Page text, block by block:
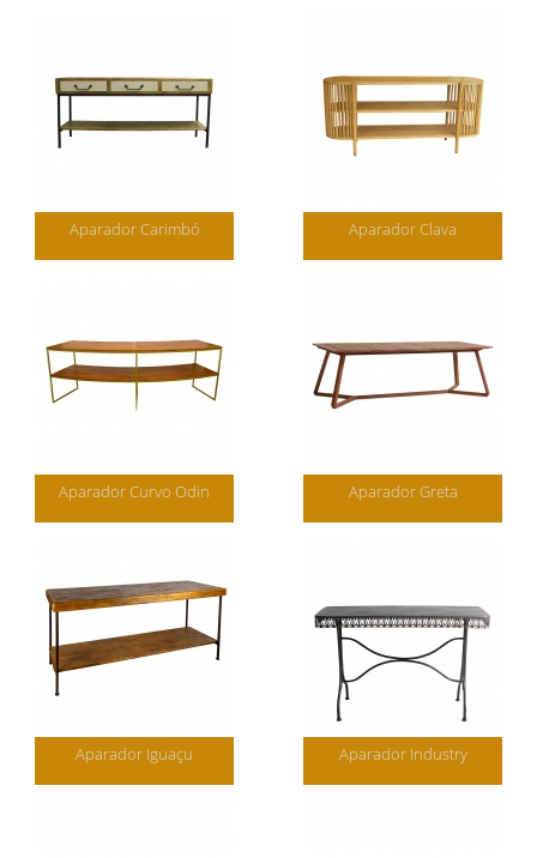
Aparador Carimbó Aparador Clava
Aparador Curvo Odin Aparador Greta
Aparador Iguaçu Aparador Industry